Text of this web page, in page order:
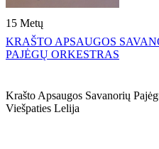
15 Metų
KRAŠTO APSAUGOS
PAJĖGŲ ORKESTRAS
Krašto Apsaugos Savanorių
Viešpaties Lelija